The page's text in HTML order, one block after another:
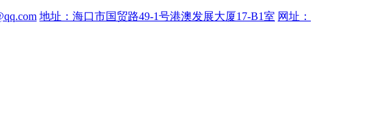
地址：海口市国贸路49-1号港澳发展大厦17-B1室 网址：